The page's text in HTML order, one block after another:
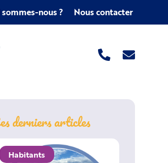
nous ? Nous contacter
derniers articles
Habitants